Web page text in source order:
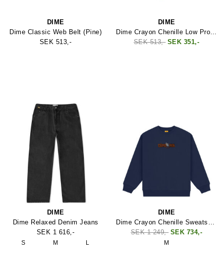
DIME
Dime Classic Web Belt (Pine)
SEK 513,-
DIME
Dime Crayon Chenille Low Pro Cap
SEK 513,- SEK 351,-
DIME
Dime Relaxed Denim Jeans
SEK 1 616,-
S M L
DIME
Dime Crayon Chenille Sweatshirt
SEK 1 249,- SEK 734,-
M